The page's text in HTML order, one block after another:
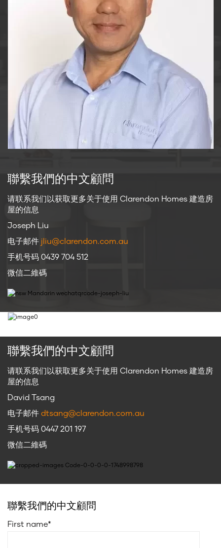
聯繫我們的中文顧問
请联系我们以获取更多关于使用 Clarendon Homes 建造房
屋的信息
Joseph Liu
电子邮件 jliu@clarendon.com.au
手机号码 0439 704 512
微信二維碼
聯繫我們的中文顧問
请联系我们以获取更多关于使用 Clarendon Homes 建造房
屋的信息
David Tsang
电子邮件 dtsang@clarendon.com.au
手机号码 0447 201 197
微信二維碼
聯繫我們的中文顧問
First name*